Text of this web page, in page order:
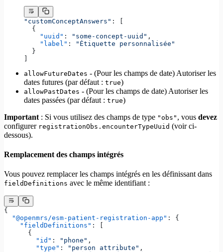
"customConceptAnswers" : [
  {
    "uuid"
: "some-concept-uuid" ,
    "label"
:
"Étiquette personnalisée"
  }
]
allowFutureDates - (Pour les champs de date) Autoriser les
dates futures (par défaut : true)
allowPastDates - (Pour les champs de date) Autoriser les
dates passées (par défaut : true)
Important : Si vous utilisez des champs de type "obs" , vous devez
configurer registrationObs.encounterTypeUuid (voir ci-
dessous).
Remplacement des champs intégrés
Vous pouvez remplacer les champs intégrés en les définissant dans
fieldDefinitions avec le même identifiant :
{
  "@openmrs/esm-patient-registration-app"
: {
    "fieldDefinitions"
: [
      {
        "id"
: "phone" ,
        "type"
: "person attribute" ,